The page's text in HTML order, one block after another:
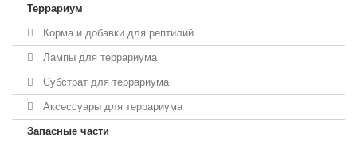
Террариум
Корма и добавки для рептилий
Лампы для террариума
Субстрат для террариума
Аксессуары для террариума
Запасные части